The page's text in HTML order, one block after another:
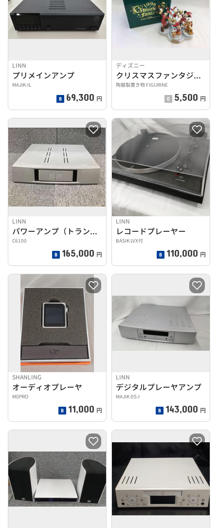
LINN
プリメインアンプ
MAJIK-IL
69,300 円
ディズニー
クリスマスファンタジー 1998 フィギュアリン
陶器製置き物 FIGURINE
5,500 円
LINN
パワーアンプ（トランジスター）
C6100
165,000 円
LINN
レコードプレーヤー
BASIK LVX付
110,000 円
SHANLING
オーディオプレーヤ
M0PRO
11,000 円
LINN
デジタルプレーヤアンプ
MAJIK DS-I
143,000 円